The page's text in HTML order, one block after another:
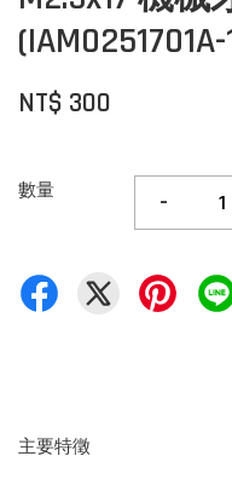
(IAM0251701A-
NT$ 300
數量 -
主要特徵